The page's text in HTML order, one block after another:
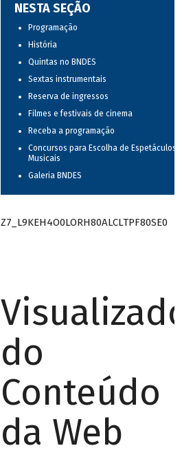
NESTA SEÇÃO
Programação
História
Quintas no BNDES
Sextas instrumentais
Reserva de ingressos
Filmes e festivais de cinema
Receba a programação
Concursos para Escolha de Espetáculos
Musicais
Galeria BNDES
Z7_L9KEH4O0LORH80ALCLTPF80SE0
Visualizador
do
Conteúdo
da Web